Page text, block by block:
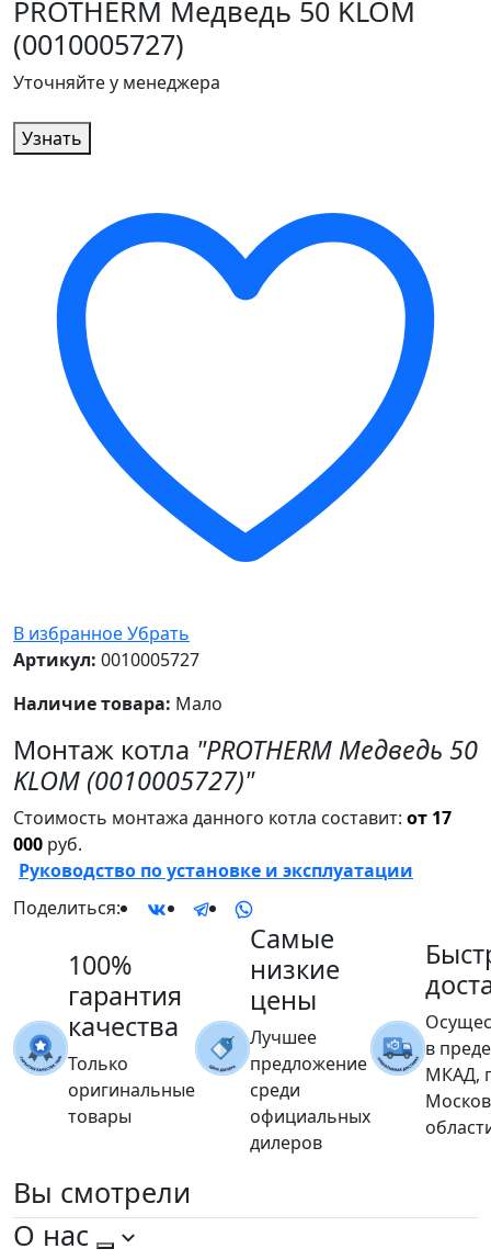
PROTHERM Медведь 50 KLOM
(0010005727)
Уточняйте у менеджера
Узнать
В избранноеУбрать
Артикул: 0010005727
Наличие товара: Мало
Монтаж котла "PROTHERM Медведь 50
KLOM (0010005727)"
Стоимость монтажа данного котла составит: от 17
000 руб.
Руководство по установке и эксплуатации
Поделиться:
100%
гарантия
качества
Только
оригинальные
товары
Самые
низкие
цены
Лучшее
предложение
среди
официальных
дилеров
в
МКАД,
Вы смотрели
О нас